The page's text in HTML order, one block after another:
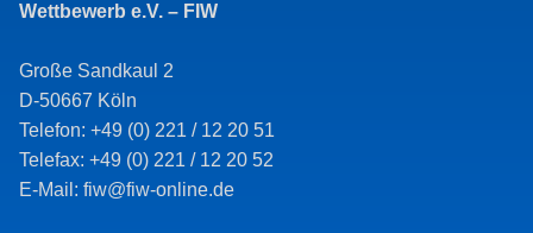
Wettbewerb e.V. – FIW
Große Sandkaul 2
D-50667 Köln
Telefon: +49 (0) 221 / 12 20 51
Telefax: +49 (0) 221 / 12 20 52
E-Mail: fiw@fiw-online.de